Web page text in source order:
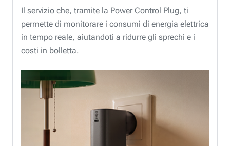
Il servizio che, tramite la Power Control Plug, ti
permette di monitorare i consumi di energia elettrica
in tempo reale, aiutandoti a ridurre gli sprechi e i
costi in bolletta.